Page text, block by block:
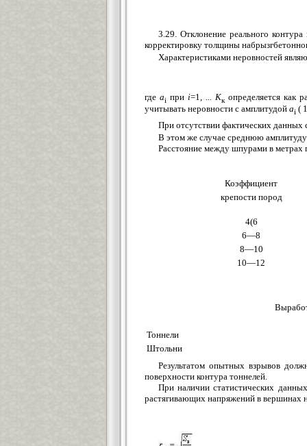
3.29. Отклонение реального
корректировку толщины
Характеристиками неровностей
гдеаi при i=1, ... Кк определяется как
учитывать неровности с амплитудой аi (
При отсутствии фактических данных
В этом же случае среднюю
Расстояние между шпурами в метрах
Коэффициент
крепости пород
4(6
6—8
8—10
10—12
Тоннели
Штольни
Результатом опытных взрывов
поверхности контура тоннелей.
При наличии статистических
растягивающих напряжений в вершинах